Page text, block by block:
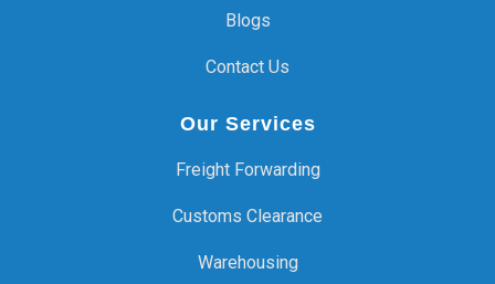
Blogs
Contact Us
Our Services
Freight Forwarding
Customs Clearance
Warehousing